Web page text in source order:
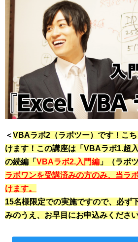
＜VBAラボ2（ラボツー）です！こ
けます！この講座は「VBAラボ1.超
の続編「 VBAラボ2.入門編 」（ラボ
ラボワンを受講済みの方のみ、当ラ
けます。
15名様限定での実施ですので、必ず
みのうえ、お早目にお申込みください